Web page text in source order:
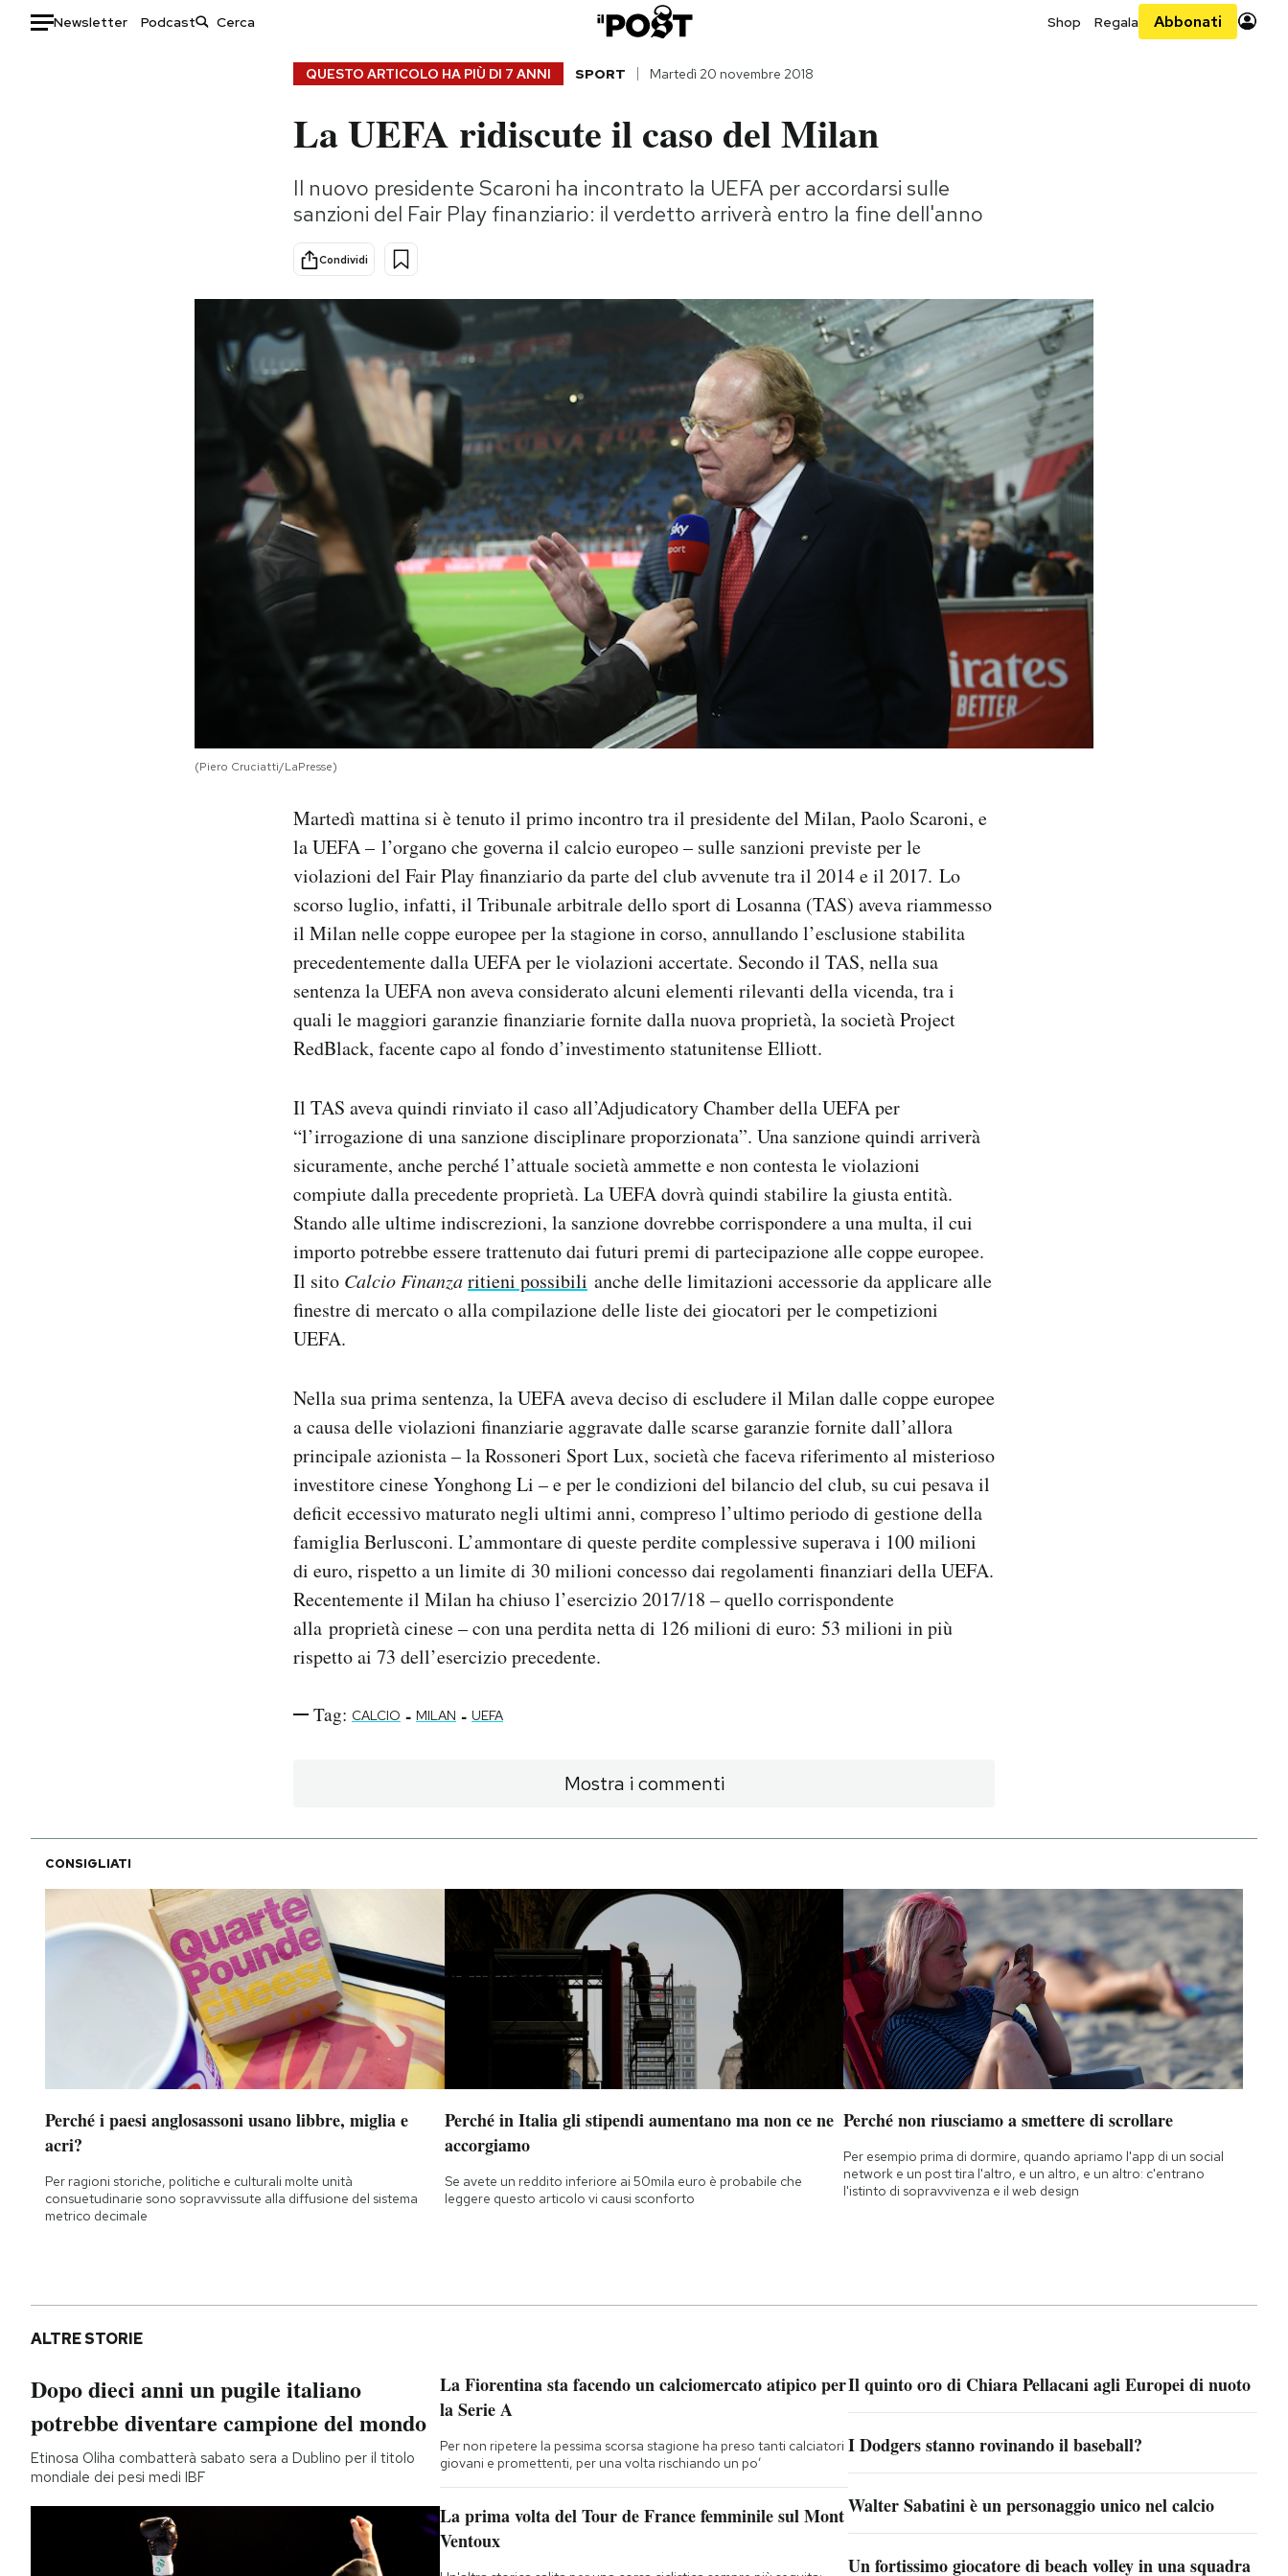
Newsletter Podcast Shop Regala Abbonati
Consumismi
Storie/Idee
Ok Boomer!
Media
Europa
Altrecose
Mondiali calcio 2026
QUESTO ARTICOLO HA PIÙ DI 7 ANNI SPORT Martedì 20 novembre 2018
La UEFA ridiscute il caso del Milan
Il nuovo presidente Scaroni ha incontrato la UEFA per accordarsi sulle
sanzioni del Fair Play finanziario: il verdetto arriverà entro la fine dell'anno
Condividi
(Piero Cruciatti/LaPresse)
Martedì mattina si è tenuto il primo incontro tra il presidente del Milan, Paolo Scaroni, e
la UEFA – l’organo che governa il calcio europeo – sulle sanzioni previste per le
violazioni del Fair Play finanziario da parte del club avvenute tra il 2014 e il 2017. Lo
scorso luglio, infatti, il Tribunale arbitrale dello sport di Losanna (TAS) aveva riammesso
il Milan nelle coppe europee per la stagione in corso, annullando l’esclusione stabilita
precedentemente dalla UEFA per le violazioni accertate. Secondo il TAS, nella sua
sentenza la UEFA non aveva considerato alcuni elementi rilevanti della vicenda, tra i
quali le maggiori garanzie finanziarie fornite dalla nuova proprietà, la società Project
RedBlack, facente capo al fondo d’investimento statunitense Elliott.
Il TAS aveva quindi rinviato il caso all’Adjudicatory Chamber della UEFA per
“l’irrogazione di una sanzione disciplinare proporzionata”. Una sanzione quindi arriverà
sicuramente, anche perché l’attuale società ammette e non contesta le violazioni
compiute dalla precedente proprietà. La UEFA dovrà quindi stabilire la giusta entità.
Stando alle ultime indiscrezioni, la sanzione dovrebbe corrispondere a una multa, il cui
importo potrebbe essere trattenuto dai futuri premi di partecipazione alle coppe europee.
Il sito Calcio Finanzaritieni possibili anche delle limitazioni accessorie da applicare alle
finestre di mercato o alla compilazione delle liste dei giocatori per le competizioni
UEFA.
Nella sua prima sentenza, la UEFA aveva deciso di escludere il Milan dalle coppe europee
a causa delle violazioni finanziarie aggravate dalle scarse garanzie fornite dall’allora
principale azionista – la Rossoneri Sport Lux, società che faceva riferimento al misterioso
investitore cinese Yonghong Li – e per le condizioni del bilancio del club, su cui pesava il
deficit eccessivo maturato negli ultimi anni, compreso l’ultimo periodo di gestione della
famiglia Berlusconi. L’ammontare di queste perdite complessive superava i 100 milioni
di euro, rispetto a un limite di 30 milioni concesso dai regolamenti finanziari della UEFA.
Recentemente il Milan ha chiuso l’esercizio 2017/18 – quello corrispondente
alla proprietà cinese – con una perdita netta di 126 milioni di euro: 53 milioni in più
rispetto ai 73 dell’esercizio precedente.
Tag: CALCIO - MILAN - UEFA
Mostra i commenti
CONSIGLIATI
Perché i paesi anglosassoni usano libbre, miglia e
acri?
Per ragioni storiche, politiche e culturali molte unità
consuetudinarie sono sopravvissute alla diffusione del sistema
metrico decimale
Perché in Italia gli stipendi aumentano ma non ce ne
accorgiamo
Se avete un reddito inferiore ai 50mila euro è probabile che
leggere questo articolo vi causi sconforto
Perché non riusciamo a smettere di scrollare
Per esempio prima di dormire, quando apriamo l'app di un social
network e un post tira l'altro, e un altro, e un altro: c'entrano
l'istinto di sopravvivenza e il web design
ALTRE STORIE
Dopo dieci anni un pugile italiano
potrebbe diventare campione del mondo
Etinosa Oliha combatterà sabato sera a Dublino per il titolo
mondiale dei pesi medi IBF
La Fiorentina sta facendo un calciomercato atipico per
la Serie A
Per non ripetere la pessima scorsa stagione ha preso tanti calciatori
giovani e promettenti, per una volta rischiando un po’
La prima volta del Tour de France femminile sul Mont
Ventoux
Il quinto oro di Chiara Pellacani agli Europei di nuoto
I Dodgers stanno rovinando il baseball?
Walter Sabatini è un personaggio unico nel calcio
Un fortissimo giocatore di beach volley in una squadra